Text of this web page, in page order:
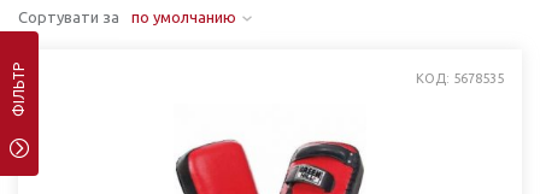
Сортувати за по умолчанию
ФІЛЬТР КОД: 5678535